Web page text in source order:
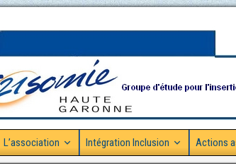
L’association Intégration Inclusion Actions